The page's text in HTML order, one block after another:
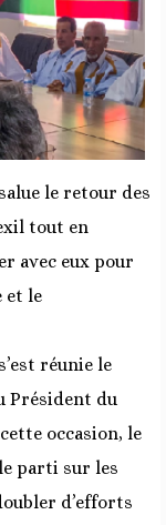
le retour des
tout en
avec eux pour
et le
réunie le
Président du
occasion, le
parti sur les
d’efforts